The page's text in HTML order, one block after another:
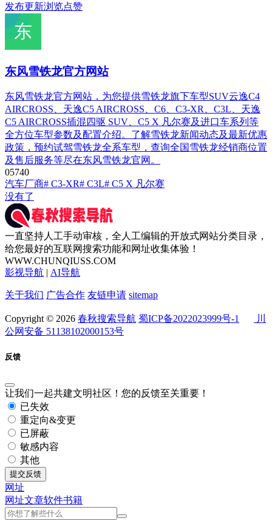
发布更新浏览点赞
东风雪铁龙官方网站
东风雪铁龙官方网站，为您提供雪铁龙旗下车型SUV云逸C4
AIRCROSS、天逸C5 AIRCROSS、C6、C3-XR、C3L、天逸
C5 AIRCROSS插混四驱 SUV、C5 X 凡尔赛及进口车系列等
全方位车型参数及配置介绍。了解雪铁龙新闻动态及最新优惠
政策，预约试驾雪铁龙全系车型，查询全国雪铁龙经销商位置
及售后服务等尽在东风雪铁龙官网。
05740
汽车厂商# C3-XR# C3L# C5 X 凡尔赛
没有了
一直坚持人工手动审核，全人工编辑的开放式网站分类目录，
给您最好的互联网搜索功能和网址收集体验！
WWW.CHUNQIUSS.COM
影视导航 | AI导航
关于我们 广告合作 友链申请 sitemap
Copyright © 2026 春秋搜索导航 蜀ICP备2022023999号-1
川
公网安备 51138102000153号
反馈
让我们一起共建文明社区！您的反馈至关重要！
已失效
重定向&变更
已屏蔽
敏感内容
其他
提交反馈
网址
网址文章软件书籍